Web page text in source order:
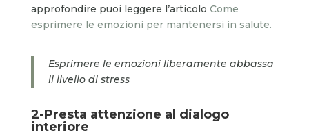
approfondire puoi leggere l’articolo Come
esprimere le emozioni per mantenersi in salute.
Esprimere le emozioni liberamente abbassa
il livello di stress
2-Presta attenzione al dialogo
interiore